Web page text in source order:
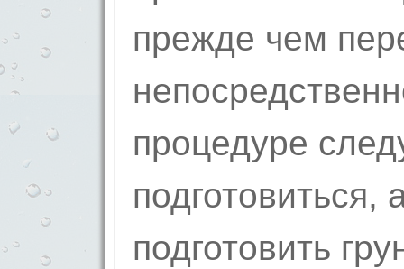
прежде чем
процедуре
подготовиться,
подготовить